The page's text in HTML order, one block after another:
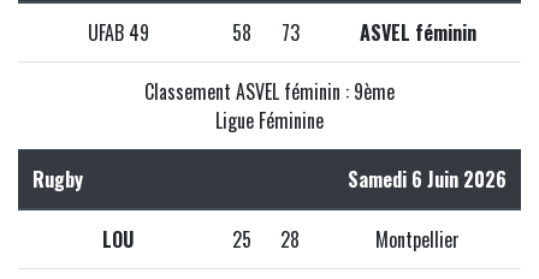
UFAB 49 58 73 ASVEL féminin
Classement ASVEL féminin : 9ème
Ligue Féminine
Rugby Samedi 6 Juin 2026
LOU 25 28 Montpellier